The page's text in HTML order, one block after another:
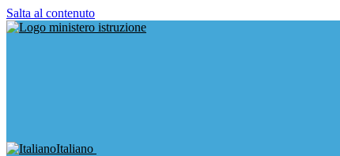
Salta al contenuto
Italiano